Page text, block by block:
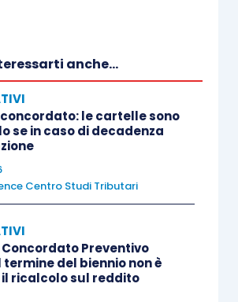
anche...
le cartelle sono
se in caso di decadenza
Centro Studi Tributari
Preventivo
termine del biennio non è
ricalcolo sul reddito